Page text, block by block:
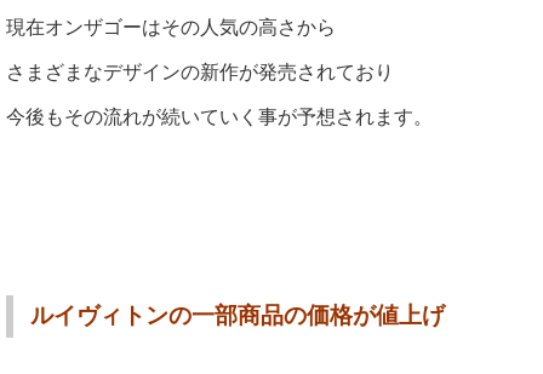
現在オンザゴーはその人気の高さから
さまざまなデザインの新作が発売されており
今後もその流れが続いていく事が予想されます。
ルイヴィトンの一部商品の価格が値上げ